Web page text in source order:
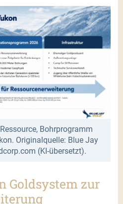
Bohrprogramm
Originalquelle: Blue Jay
(KI-übersetzt).
Goldsystem zur